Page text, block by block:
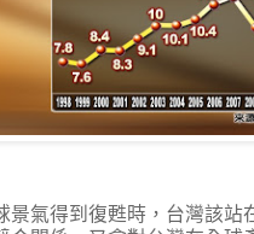
景氣得到復甦時，台灣該站